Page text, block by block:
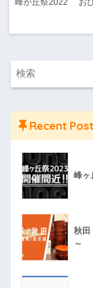
峰が丘祭2022 お
Recent
峰ヶ
秋田
～